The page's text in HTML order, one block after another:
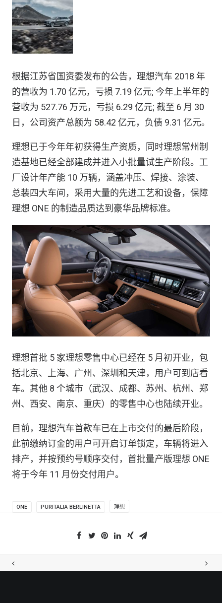
根据江苏省国资委发布的公告，理想汽车 2018 年
的营收为 1.70 亿元，亏损 7.19 亿元; 今年上半年的
营收为 527.76 万元，亏损 6.29 亿元; 截至 6 月 30
日，公司资产总额为 58.42 亿元，负债 9.31 亿元。
理想已于今年年初获得生产资质，同时理想常州制
造基地已经全部建成并进入小批量试生产阶段。工
厂设计年产能 10 万辆，涵盖冲压、焊接、涂装、
总装四大车间，采用大量的先进工艺和设备，保障
理想 ONE 的制造品质达到豪华品牌标准。
理想首批 5 家理想零售中心已经在 5 月初开业，包
括北京、上海、广州、深圳和天津，用户可到店看
车。其他 8 个城市（武汉、成都、苏州、杭州、郑
州、西安、南京、重庆）的零售中心也陆续开业。
目前，理想汽车首款车已在上市交付的最后阶段，
此前缴纳订金的用户可开启订单锁定，车辆将进入
排产，并按预约号顺序交付，首批量产版理想 ONE
将于今年 11 月份交付用户。
ONE PURITALIA BERLINETTA 理想